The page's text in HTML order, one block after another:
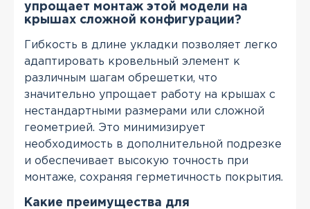
упрощает монтаж этой модели на
крышах сложной конфигурации?
Гибкость в длине укладки позволяет легко
адаптировать кровельный элемент к
различным шагам обрешетки, что
значительно упрощает работу на крышах с
нестандартными размерами или сложной
геометрией. Это минимизирует
необходимость в дополнительной подрезке
и обеспечивает высокую точность при
монтаже, сохраняя герметичность покрытия.
Какие преимущества для